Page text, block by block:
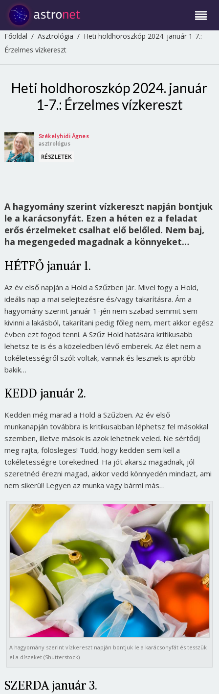
Főoldal / Asztrológia / Heti holdhoroszkóp 2024. január 1-7.:
Érzelmes vízkereszt
Heti holdhoroszkóp 2024. január
1-7.: Érzelmes vízkereszt
Székelyhidi Ágnes
asztrológus
RÉSZLETEK
A hagyomány szerint vízkereszt napján bontjuk
le a karácsonyfát. Ezen a héten ez a feladat
erős érzelmeket csalhat elő belőled. Nem baj,
ha megengeded magadnak a könnyeket…
HÉTFŐ január 1.
Az év első napján a Hold a Szűzben jár. Mivel fogy a Hold,
ideális nap a mai selejtezésre és/vagy takarításra. Ám a
hagyomány szerint január 1-jén nem szabad semmit sem
kivinni a lakásból, takarítani pedig főleg nem, mert akkor egész
évben ezt fogod tenni. A Szűz Hold hatására kritikusabb
lehetsz te is és a közeledben lévő emberek. Az élet nem a
tökéletességről szól: voltak, vannak és lesznek is apróbb
bakik…
KEDD január 2.
Kedden még marad a Hold a Szűzben. Az év első
munkanapján továbbra is kritikusabban léphetsz fel másokkal
szemben, illetve mások is azok lehetnek veled. Ne sértődj
meg rajta, fölösleges! Tudd, hogy kedden sem kell a
tökéletességre törekedned. Ha jót akarsz magadnak, jól
szeretnéd érezni magad, akkor vedd könnyedén mindazt, ami
nem sikerül! Legyen az munka vagy bármi más…
A hagyomány szerint vízkereszt napján bontjuk le a karácsonyfát és tesszük
el a díszeket (Shutterstock)
SZERDA január 3.